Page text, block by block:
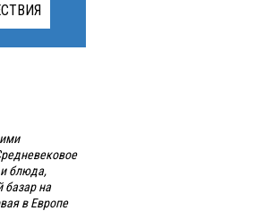
блюда,
базар на
в Европе